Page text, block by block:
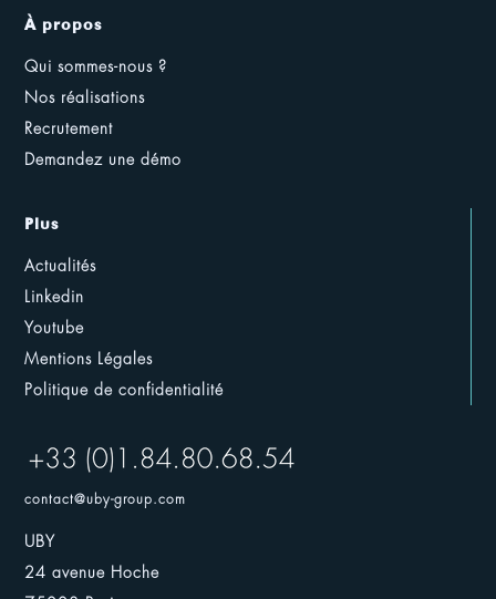
À propos
Qui sommes-nous ?
Nos réalisations
Recrutement
Demandez une démo
Plus
Actualités
Linkedin
Youtube
Mentions Légales
Politique de confidentialité
contact@uby-group.com
UBY
24 avenue Hoche